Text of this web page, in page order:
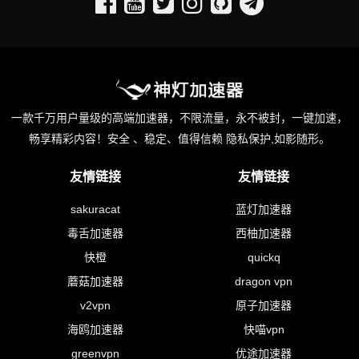
一款千万用户量级的高端加速器，不限流量，永不被封，一键加速，
畅享精彩内容！安全 、稳定、值得信赖 隐私保护,如影随形。
友情链接
sakuracat
毒舌加速器
快橙
蘑菇加速器
v2vpn
海鸥加速器
greenvpn
友情链接
蓝灯加速器
西柚加速器
quickq
dragon vpn
原子加速器
快喵vpn
优途加速器